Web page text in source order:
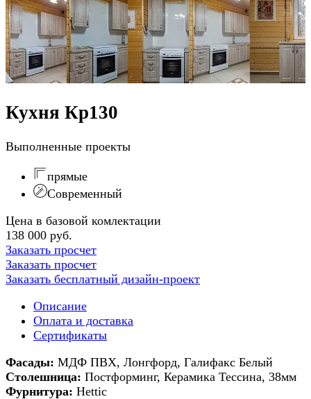
Кухня Кр130
Выполненные проекты
прямые
Современный
Цена в базовой комлектации
138 000 руб.
Заказать просчет
Заказать просчет
Заказать бесплатный дизайн-проект
Описание
Оплата и доставка
Сертификаты
Фасады: МДФ ПВХ, Лонгфорд, Галифакс Белый
Столешница: Постформинг, Керамика Тессина, 38мм
Фурнитура: Hettic